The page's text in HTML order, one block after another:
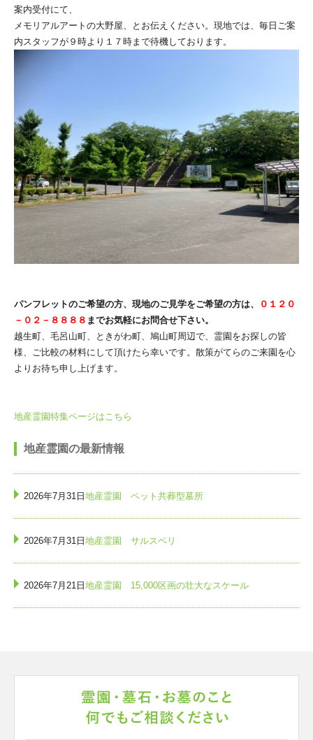
案内受付にて、
メモリアルアートの大野屋、とお伝えください。現地では、毎日ご案
内スタッフが９時より１７時まで待機しております。
パンフレットのご希望の方、現地のご見学をご希望の方は、
０１２０
－０２－８８８８ までお気軽にお問合せ下さい。
越生町、毛呂山町、ときがわ町、鳩山町周辺で、霊園をお探しの皆
様、ご比較の材料にして頂けたら幸いです。散策がてらのご来園を心
よりお待ち申し上げます。
地産霊園特集ページはこちら
地産霊園の最新情報
2026年7月31日 地産霊園 ペット共葬型墓所
2026年7月31日 地産霊園 サルスベリ
2026年7月21日 地産霊園 15,000区画の壮大なスケール
2026年4月30日地産霊園 施設も充実しています